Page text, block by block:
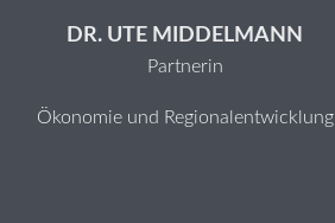
DR. UTE MIDDELMANN
Partnerin
Ökonomie und Regionalentwicklung